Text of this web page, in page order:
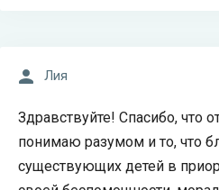
Лия
Здравствуйте! Спасибо, что
понимаю разумом и то, что
существующих детей в